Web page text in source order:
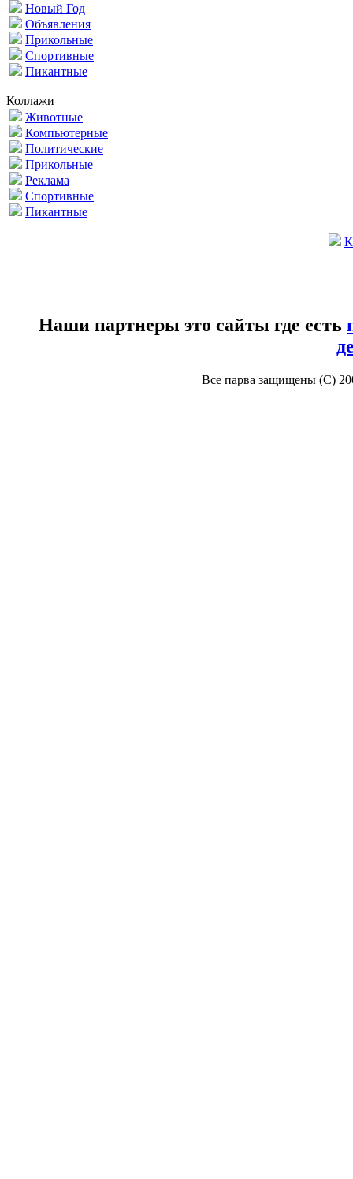
Новый Год
Объявления
Прикольные
Спортивные
Пикантные
Коллажи
Животные
Компьютерные
Политические
Прикольные
Реклама
Спортивные
Пикантные
Наши партнеры это сайты где есть
Все парва защищены (С)